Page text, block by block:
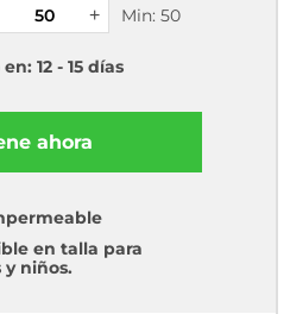
Min: 50
12 - 15 días
ahora
en talla para
niños.